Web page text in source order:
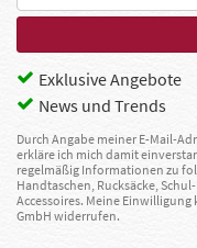
Exklusive Angebote
News und Trends
Durch Angabe meiner E-Mail-
erkläre ich mich damit
regelmäßig Informationen zu
Handtaschen, Rucksäcke,
Accessoires. Meine
GmbH widerrufen.